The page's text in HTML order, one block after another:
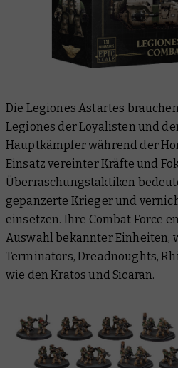
Die Legiones Astartes
Legiones der Loyalisten und
Hauptkämpfer während der
Einsatz vereinter Kräfte und
Überraschungstaktiken
gepanzerte Krieger und
einsetzen. Ihre Combat Force
Auswahl bekannter Einheiten,
Terminators, Dreadnoughts,
wie den Kratos und Sicaran.